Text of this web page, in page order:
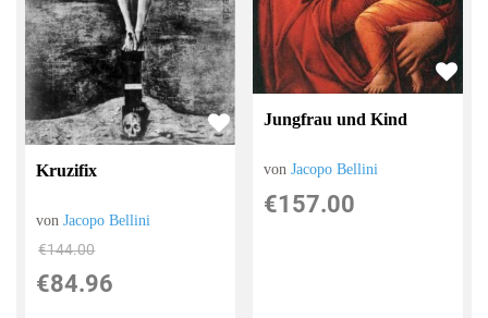
Kruzifix
vonJacopo Bellini
€144.00
€84.96
Jungfrau und Kind
vonJacopo Bellini
€157.00